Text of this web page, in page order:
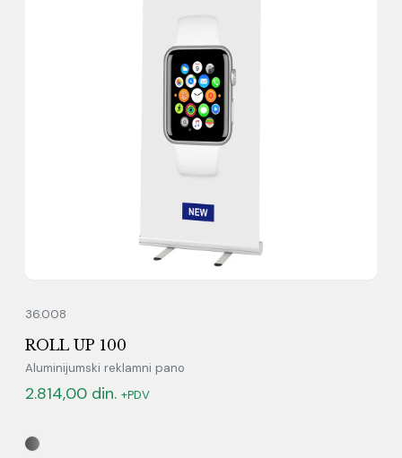
36.008
ROLL UP 100
Aluminijumski reklamni pano
2.814,00 din. +PDV